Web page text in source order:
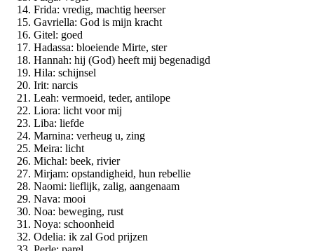
Frida: vredig, machtig heerser
Gavriella: God is mijn kracht
Gitel: goed
Hadassa: bloeiende Mirte, ster
Hannah: hij (God) heeft mij begenadigd
Hila: schijnsel
Irit: narcis
Leah: vermoeid, teder, antilope
Liora: licht voor mij
Liba: liefde
Marnina: verheug u, zing
Meira: licht
Michal: beek, rivier
Mirjam: opstandigheid, hun rebellie
Naomi: lieflijk, zalig, aangenaam
Nava: mooi
Noa: beweging, rust
Noya: schoonheid
Odelia: ik zal God prijzen